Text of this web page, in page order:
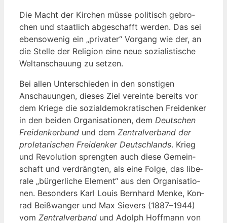
Die Macht der Kir­chen müs­se poli­tisch gebro­
chen und staat­lich abge­schafft wer­den. Das sei
eben­so­we­nig ein „pri­va­ter“ Vor­gang wie der, an
die Stel­le der Reli­gi­on eine neue sozia­lis­ti­sche
Welt­an­schau­ung zu setzen.
Bei allen Unter­schie­den in den sons­ti­gen
Anschau­un­gen, die­ses Ziel ver­ein­te bereits vor
dem Krie­ge die sozi­al­de­mo­kra­ti­schen Frei­den­ker
in den bei­den Orga­ni­sa­tio­nen, dem Deut­schen
Frei­den­ker­bund und dem Zen­tral­ver­band der
pro­le­ta­ri­schen Frei­den­ker Deutsch­lands. Krieg
und Revo­lu­ti­on spreng­ten auch die­se Gemein­
schaft und ver­dräng­ten, als eine Fol­ge, das libe­
ra­le „bür­ger­li­che Ele­ment“ aus den Orga­ni­sa­tio­
nen. Beson­ders Karl Lou­is Bern­hard Men­ke, Kon­
rad Beiß­wan­ger und Max Sie­vers (1887–1944)
vom Zen­tral­ver­band und Adolph Hoff­mann von